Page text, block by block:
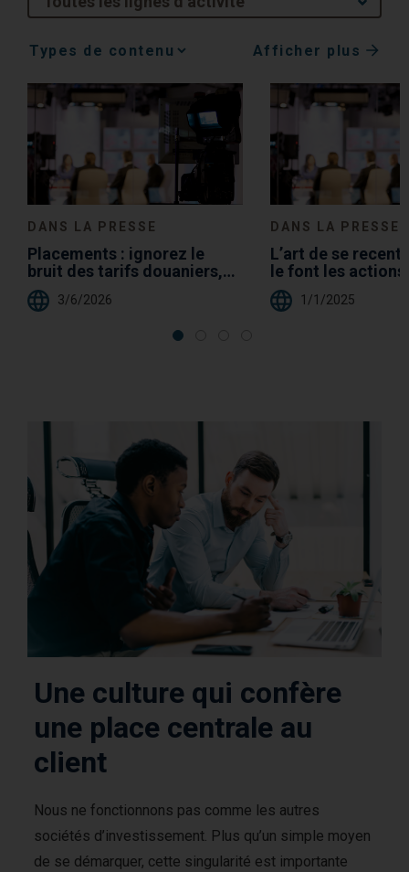
Media
Choice
Afficher plus
DANS LA PRESSE
Placements : ignorez le
bruit des tarifs douaniers,
les valeurs boursières le
feront3/6/2026
DANS LA PRESSE
L’art de se
le font les actions
Fisher
1/1/2025
Une culture qui confère
une place centrale au
client
Nous ne fonctionnons pas comme les autres
sociétés d’investissement. Plus qu’un simple moyen
de se démarquer, cette singularité est importante